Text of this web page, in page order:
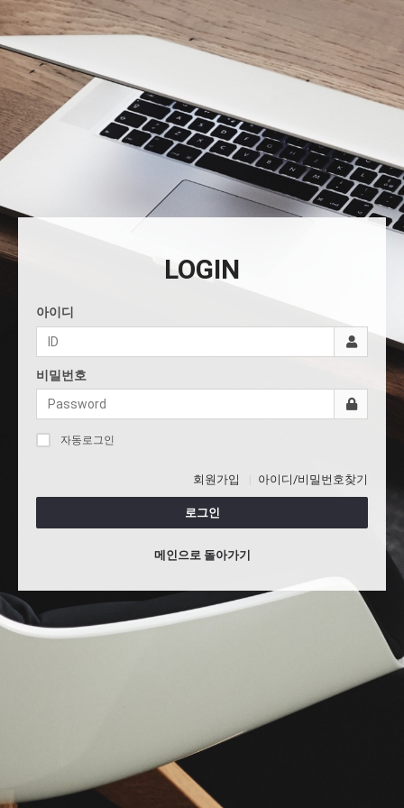
LOGIN
아이디
비밀번호
자동로그인
회원가입 아이디/비밀번호찾기
로그인
메인으로 돌아가기